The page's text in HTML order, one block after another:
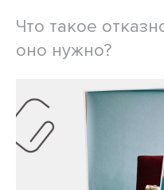
Что такое
оно нужно?